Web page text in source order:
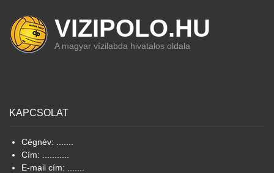
VIZIPOLO.HU
A magyar vízilabda hivatalos oldala
KAPCSOLAT
Cégnév: .......
Cím: ...........
E-mail cím: .......